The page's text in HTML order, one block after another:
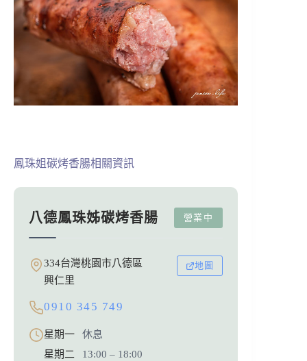
鳳珠姐碳烤香腸相關資訊
八德鳳珠姊碳烤香腸 營業中
334台灣桃園市八德區
興仁里
地圖
0910 345 749
星期一
休息
星期二
13:00 – 18:00